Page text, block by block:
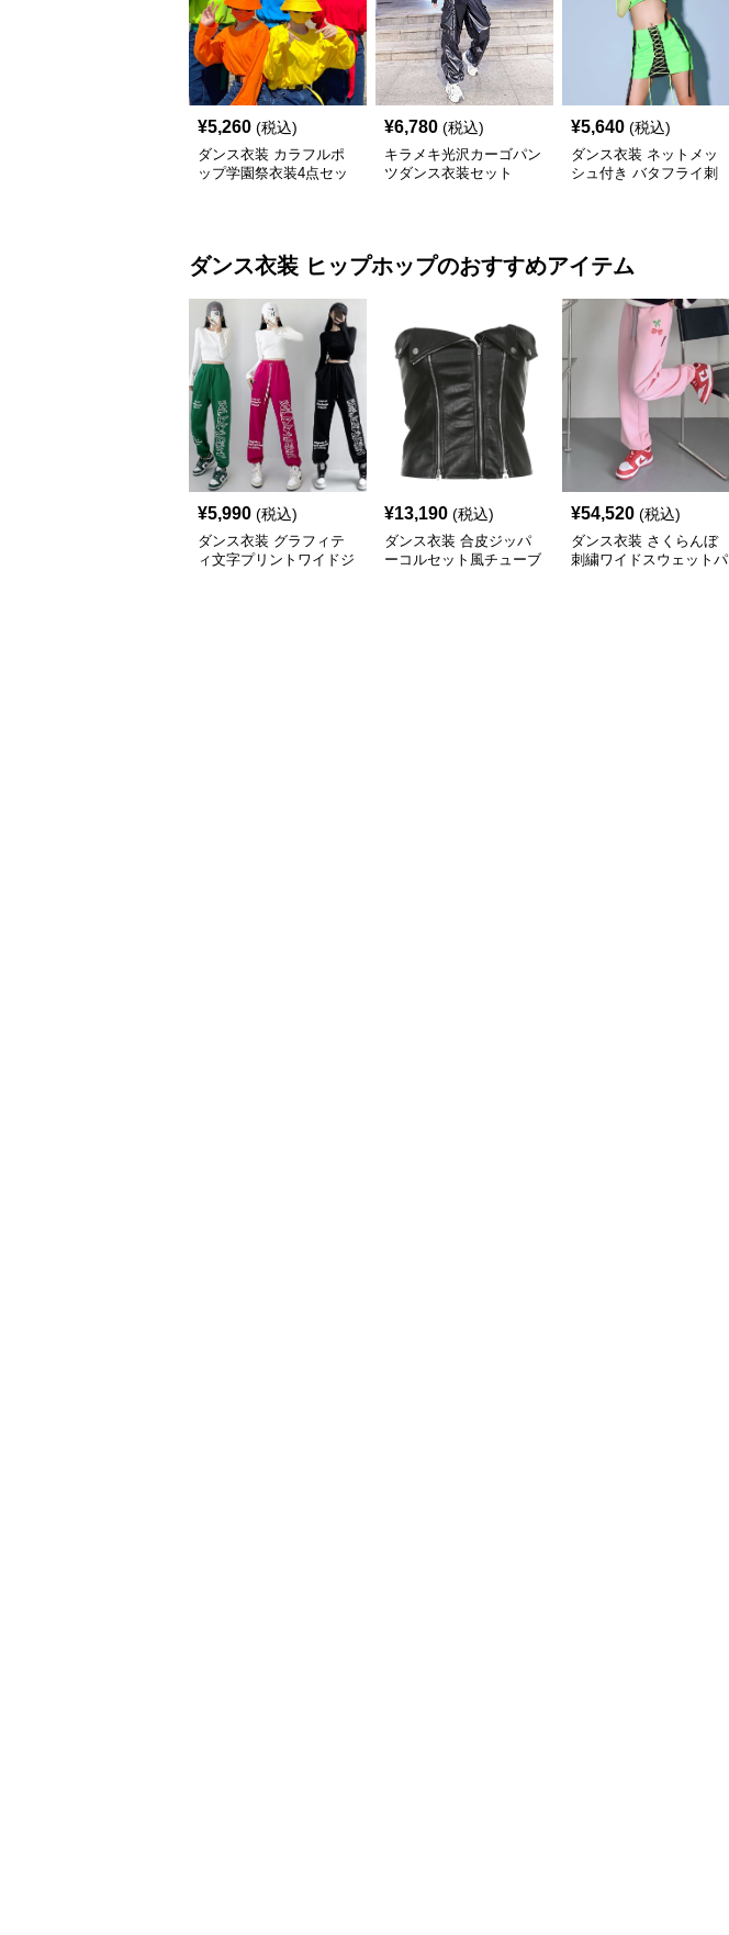
¥5,260 (税込)
ダンス衣装 カラフルポ
ップ学園祭衣装4点セッ
¥6,780 (税込)
キラメキ光沢カーゴパン
ツダンス衣装セット
¥5,640 (税込)
ダンス衣装 ネットメッ
シュ付き バタフライ刺
ダンス衣装 ヒップホップのおすすめアイテム
¥5,990 (税込)
ダンス衣装 グラフィテ
ィ文字プリントワイドジ
¥13,190 (税込)
ダンス衣装 合皮ジッパ
ーコルセット風チューブ
¥54,520 (税込)
ダンス衣装 さくらんぼ
刺繍ワイドスウェットパ